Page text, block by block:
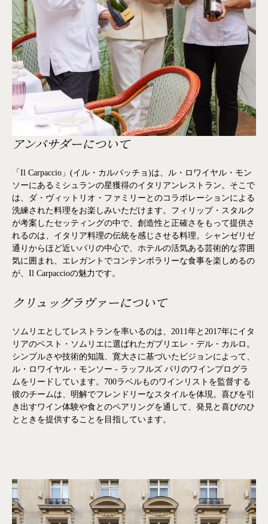
アンバサダーについて
「Il Carpaccio」(イル・カルパッチョ)は、ル・ロワイヤル・モン
ソーにあるミシュランの星獲得のイタリアンレストラン。そこで
は、ダ・ヴィットリオ・ファミリーとのコラボレーションによる
洗練された料理をお楽しみいただけます。フィリップ・スタルク
が考案したセッティングの中で、創造性と正確さをもって提供さ
れるのは、イタリア料理の伝統を感じさせる料理。シャンゼリゼ
通りからほど近いパリの中心で、ホテルの活気ある芸術的な雰囲
気に囲まれ、エレガントでコンテンポラリーな食事を楽しめるの
が、Il Carpaccioの魅力です。
クリュッグラヴァーについて
ソムリエとしてレストランを率いるのは、2011年と2017年にイタ
リアのベスト・ソムリエに選ばれたガブリエレ・デル・カルロ。
シンプルさや技術的知識、寛大さに基づいたビジョンによって、
ル・ロワイヤル・モンソー - ラッフルズ パリのワインプログラ
ムをリードしています。700ラベルものワインリストを監督する
彼のチームは、明解でフレンドリーなスタイルを体現。喜びを引
き出すワイン体験や食とのペアリングを通して、発見と喜びのひ
とときを提供することを目指しています。